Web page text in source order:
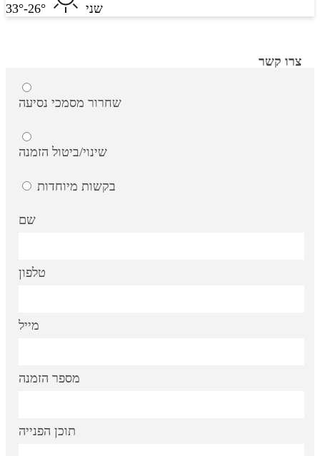
שני 26°-33°
צרו קשר
שחרור מסמכי נסיעה
שינוי/ביטול הזמנה
בקשות מיוחדות
שם
טלפון
מייל
מספר הזמנה
תוכן הפנייה